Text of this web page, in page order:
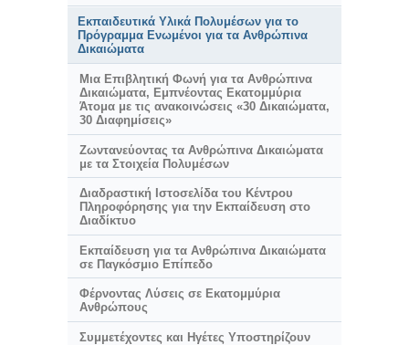
Εκπαιδευτικά Υλικά Πολυμέσων για το
Πρόγραμμα Ενωμένοι για τα Ανθρώπινα
Δικαιώματα
Μια Επιβλητική Φωνή για τα Ανθρώπινα
Δικαιώματα, Εμπνέοντας Εκατομμύρια
Άτομα με τις ανακοινώσεις «30 Δικαιώματα,
30 Διαφημίσεις»
Ζωντανεύοντας τα Ανθρώπινα Δικαιώματα
με τα Στοιχεία Πολυμέσων
Διαδραστική Ιστοσελίδα του Κέντρου
Πληροφόρησης για την Εκπαίδευση στο
Διαδίκτυο
Εκπαίδευση για τα Ανθρώπινα Δικαιώματα
σε Παγκόσμιο Επίπεδο
Φέρνοντας Λύσεις σε Εκατομμύρια
Ανθρώπους
Συμμετέχοντες και Ηγέτες Υποστηρίζουν